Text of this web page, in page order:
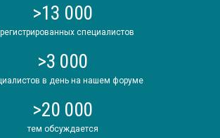
>13 000
специалистов
>3 000
в день на нашем форуме
>20 000
тем обсуждается